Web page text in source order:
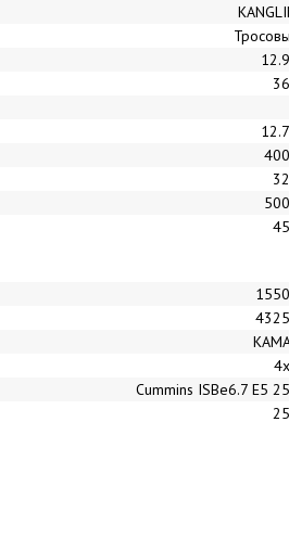
Cummins ISBe6.7 E5